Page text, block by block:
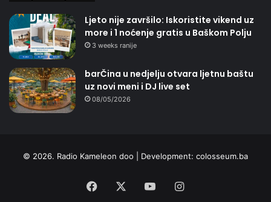
Ljeto nije završilo: Iskoristite vikend uz
more i 1 noćenje gratis u Baškom Polju
3 weeks ranije
barČina u nedjelju otvara ljetnu baštu
uz novi meni i DJ live set
08/05/2026
© 2026. Radio Kameleon doo | Development: colosseum.ba
Facebook YouTubeInstagram